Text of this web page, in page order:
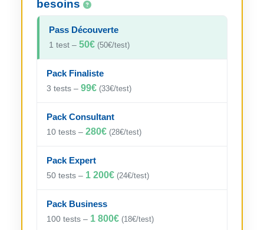
besoins
Pass Découverte
1 test – 50€ (50€/test)
Pack Finaliste
3 tests – 99€ (33€/test)
Pack Consultant
10 tests – 280€ (28€/test)
Pack Expert
50 tests – 1 200€ (24€/test)
Pack Business
100 tests – 1 800€ (18€/test)